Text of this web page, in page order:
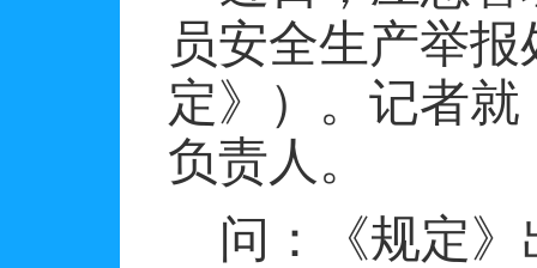
员安全生产举
定》）。记者
负责人。
问：《规定